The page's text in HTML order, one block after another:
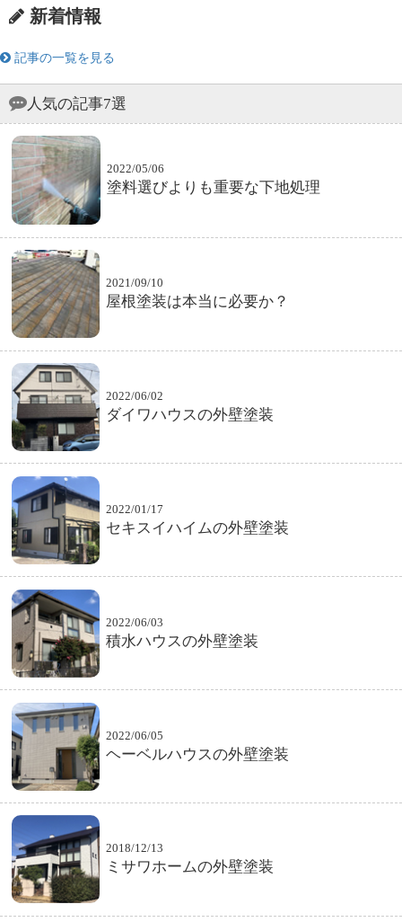
新着情報
記事の一覧を見る
人気の記事7選
2022/05/06
塗料選びよりも重要な下地処理
2021/09/10
屋根塗装は本当に必要か？
2022/06/02
ダイワハウスの外壁塗装
2022/01/17
セキスイハイムの外壁塗装
2022/06/03
積水ハウスの外壁塗装
2022/06/05
ヘーベルハウスの外壁塗装
2018/12/13
ミサワホームの外壁塗装